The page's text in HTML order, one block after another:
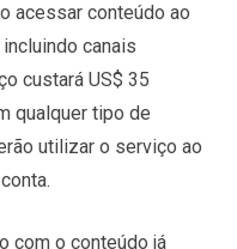
acessar conteúdo ao
canais
custará US$ 35
qualquer tipo de
utilizar o serviço ao
com o conteúdo já